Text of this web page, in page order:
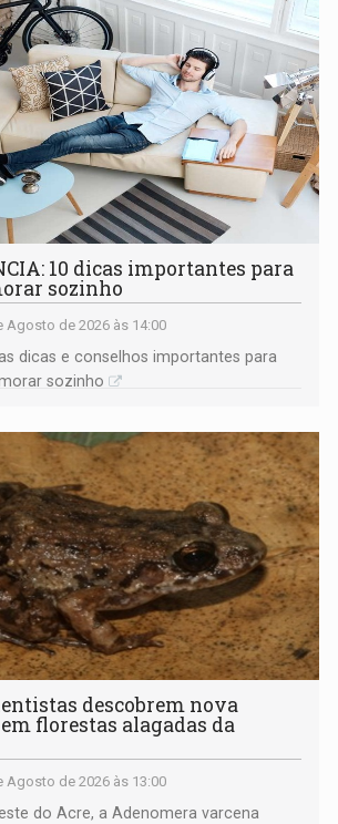
10 dicas importantes para
sozinho
Agosto de 2026 às 14:00
dicas e conselhos importantes para
sozinho
descobrem nova
florestas alagadas da
Agosto de 2026 às 13:00
do Acre, a Adenomera varcena